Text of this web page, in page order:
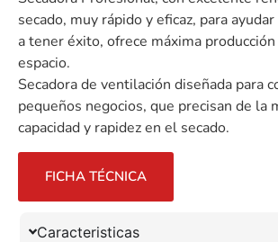
secado, muy rápido y eficaz, para
a tener éxito, ofrece máxima
espacio.
Secadora de ventilación diseñada para
pequeños negocios, que precisan de la
capacidad y rapidez en el secado.
FICHA TÉCNICA
Caracteristicas